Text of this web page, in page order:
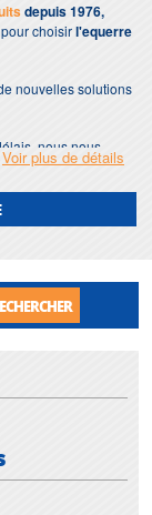
depuis 1976,
pour choisirl'equerre
nouvelles solutions
nous nous
equerre.
de perturbation
Voir plus de détails